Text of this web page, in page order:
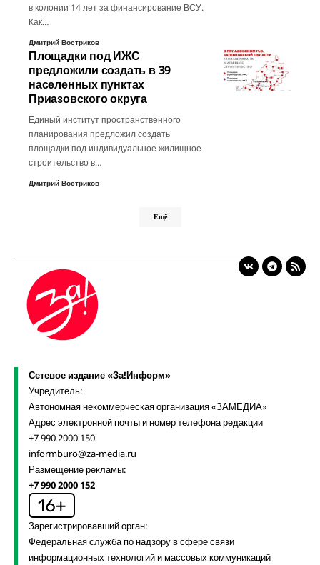
в колонии 14 лет за финансирование ВСУ.
Как…
Дмитрий Востриков
Площадки под ИЖС
предложили создать в 39
населенных пунктах
Приазовского округа
Единый институт пространственного
планирования предложил создать
площадки под индивидуальное жилищное
строительство в…
Дмитрий Востриков
Ещё
Сетевое издание «За!Информ»
Учредитель:
Автономная некоммерческая организация «ЗАМЕДИА»
Адрес электронной почты и номер телефона редакции
+7 990 2000 150
informburo@za-media.ru
Размещение рекламы:
+7 990 2000 152
Зарегистрировавший орган:
Федеральная служба по надзору в сфере связи
информационных технологий и массовых коммуникаций